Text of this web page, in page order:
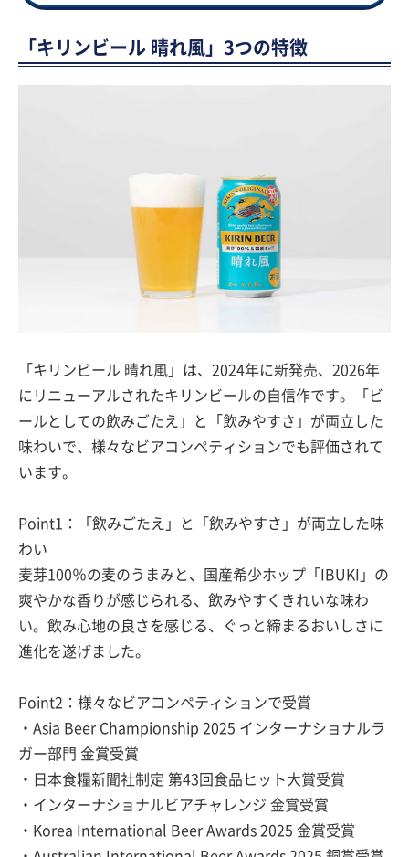
「キリンビール 晴れ風」3つの特徴
「キリンビール 晴れ風」は、2024年に新発売、2026年
にリニューアルされたキリンビールの自信作です。「ビ
ールとしての飲みごたえ」と「飲みやすさ」が両立した
味わいで、様々なビアコンペティションでも評価されて
います。
Point1：「飲みごたえ」と「飲みやすさ」が両立した味
わい
麦芽100％の麦のうまみと、国産希少ホップ「IBUKI」の
爽やかな香りが感じられる、飲みやすくきれいな味わ
い。飲み心地の良さを感じる、ぐっと締まるおいしさに
進化を遂げました。
Point2：様々なビアコンペティションで受賞
・Asia Beer Championship 2025 インターナショナルラ
ガー部門 金賞受賞
・日本食糧新聞社制定 第43回食品ヒット大賞受賞
・インターナショナルビアチャレンジ 金賞受賞
・Korea International Beer Awards 2025 金賞受賞